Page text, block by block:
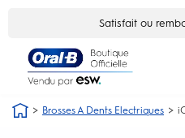
Satisfait ou
Brosses A Dents Electriques